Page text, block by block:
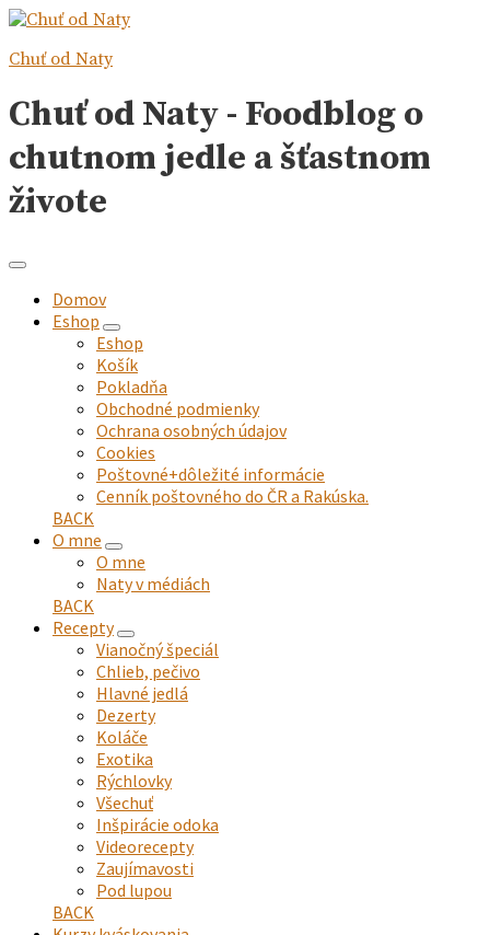
Chuť od Naty
Chuť od Naty - Foodblog o
chutnom jedle a šťastnom
živote
Domov
Eshop
expand
child
menu
Eshop
Košík
Pokladňa
Obchodné podmienky
Ochrana osobných údajov
Cookies
Poštovné+dôležité informácie
Cenník poštovného do ČR a Rakúska.
BACK
O mne
expand
child
menu
O mne
Naty v médiách
BACK
Recepty
expand
child
menu
Vianočný špeciál
Chlieb, pečivo
Hlavné jedlá
Dezerty
Koláče
Exotika
Rýchlovky
Všechuť
Inšpirácie odoka
Videorecepty
Zaujímavosti
Pod lupou
BACK